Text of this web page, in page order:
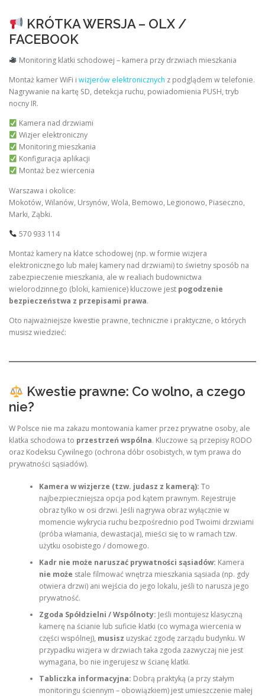
KRÓTKA WERSJA – OLX /
FACEBOOK
Monitoring klatki schodowej – kamera przy drzwiach mieszkania
Montaż kamer WiFi i wizjerów elektronicznych z podglądem w telefonie.
Nagrywanie na kartę SD, detekcja ruchu, powiadomienia PUSH, tryb
nocny IR.
Kamera nad drzwiami
Wizjer elektroniczny
Monitoring mieszkania
Konfiguracja aplikacji
Montaż bez wiercenia
Warszawa i okolice:
Mokotów, Wilanów, Ursynów, Wola, Bemowo, Legionowo, Piaseczno,
Marki, Ząbki.
570 933 114
Montaż kamery na klatce schodowej (np. w formie wizjera
elektronicznego lub małej kamery nad drzwiami) to świetny sposób na
zabezpieczenie mieszkania, ale w realiach budownictwa
wielorodzinnego (bloki, kamienice) kluczowe jest pogodzenie
bezpieczeństwa z przepisami prawa.
Oto najważniejsze kwestie prawne, techniczne i praktyczne, o których
musisz wiedzieć:
Kwestie prawne: Co wolno, a czego
nie?
W Polsce nie ma zakazu montowania kamer przez prywatne osoby, ale
klatka schodowa to przestrzeń wspólna. Kluczowe są przepisy RODO
oraz Kodeksu Cywilnego (ochrona dóbr osobistych, w tym prawa do
prywatności sąsiadów).
Kamera w wizjerze (tzw. judasz z kamerą): To
najbezpieczniejsza opcja pod kątem prawnym. Rejestruje
obraz tylko w osi drzwi. Jeśli nagrywa obraz wyłącznie w
momencie wykrycia ruchu bezpośrednio pod Twoimi drzwiami
(próba włamania, dewastacja), mieści się to w ramach tzw.
użytku osobistego / domowego.
Kadr nie może naruszać prywatności sąsiadów: Kamera
nie może stale filmować wnętrza mieszkania sąsiada (np. gdy
otwiera drzwi) ani wejścia do jego lokalu, jeśli to narusza jego
prywatność.
Zgoda Spółdzielni / Wspólnoty: Jeśli montujesz klasyczną
kamerę na ścianie lub suficie klatki (co wymaga wiercenia w
części wspólnej), musisz uzyskać zgodę zarządu budynku. W
przypadku wizjera w drzwiach taka zgoda zazwyczaj nie jest
wymagana, bo nie ingerujesz w ścianę klatki.
Tabliczka informacyjna: Dobrą praktyką (a przy stałym
monitoringu ściennym – obowiązkiem) jest umieszczenie małej